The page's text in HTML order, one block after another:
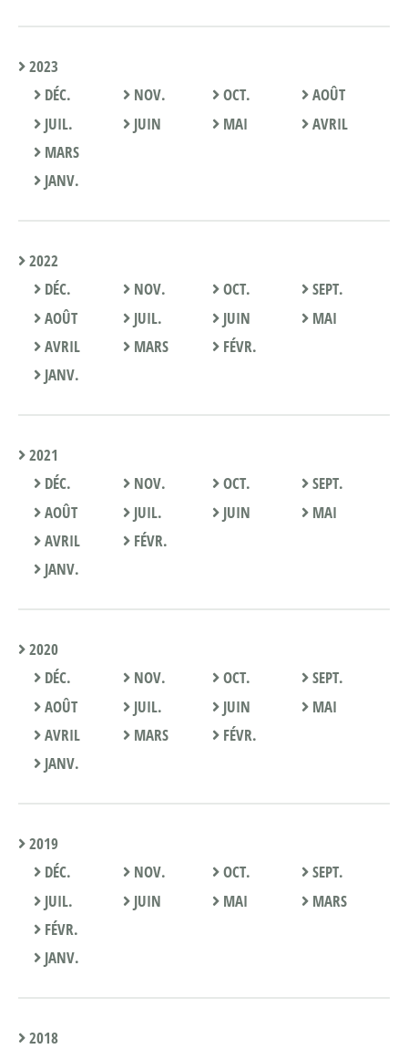
2023
DÉC.
NOV. OCT.
AOÛT
JUIL.
JUIN MAI
AVRIL
MARS
JANV.
2022
DÉC.
NOV. OCT.
SEPT.
AOÛT
JUIL. JUIN
MAI
AVRIL
MARS
FÉVR.
JANV.
2021
DÉC.
NOV. OCT.
SEPT.
AOÛT
JUIL. JUIN
MAI
AVRIL
FÉVR.
JANV.
2020
DÉC.
NOV. OCT.
SEPT.
AOÛT
JUIL. JUIN
MAI
AVRIL
MARS
FÉVR.
JANV.
2019
DÉC.
NOV. OCT.
SEPT.
JUIL.
JUIN MAI
MARS
FÉVR.
JANV.
2018